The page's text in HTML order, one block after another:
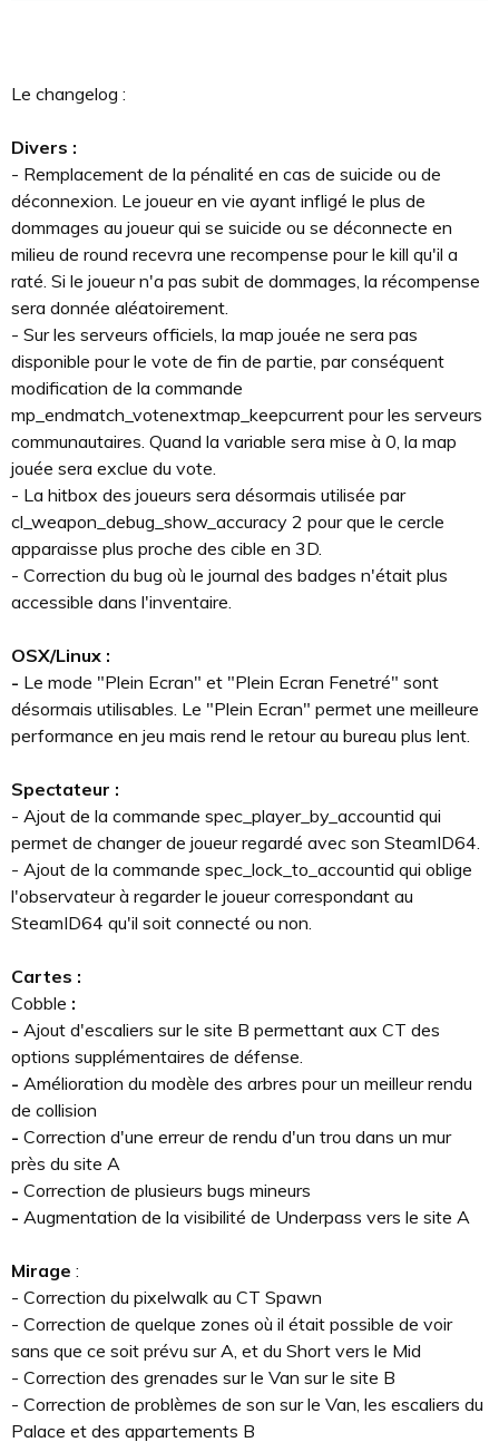
Le changelog :
Divers :
- Remplacement de la pénalité en cas de suicide ou de
déconnexion. Le joueur en vie ayant infligé le plus de
dommages au joueur qui se suicide ou se déconnecte en
milieu de round recevra une recompense pour le kill qu'il a
raté. Si le joueur n'a pas subit de dommages, la récompense
sera donnée aléatoirement.
- Sur les serveurs officiels, la map jouée ne sera pas
disponible pour le vote de fin de partie, par conséquent
modification de la commande
mp_endmatch_votenextmap_keepcurrent pour les serveurs
communautaires. Quand la variable sera mise à 0, la map
jouée sera exclue du vote.
- La hitbox des joueurs sera désormais utilisée par
cl_weapon_debug_show_accuracy 2 pour que le cercle
apparaisse plus proche des cible en 3D.
- Correction du bug où le journal des badges n'était plus
accessible dans l'inventaire.
OSX/Linux :
- Le mode "Plein Ecran" et "Plein Ecran Fenetré" sont
désormais utilisables. Le "Plein Ecran" permet une meilleure
performance en jeu mais rend le retour au bureau plus lent.
Spectateur :
- Ajout de la commande spec_player_by_accountid qui
permet de changer de joueur regardé avec son SteamID64.
- Ajout de la commande spec_lock_to_accountid qui oblige
l'observateur à regarder le joueur correspondant au
SteamID64 qu'il soit connecté ou non.
Cartes :
Cobble :
- Ajout d'escaliers sur le site B permettant aux CT des
options supplémentaires de défense.
- Amélioration du modèle des arbres pour un meilleur rendu
de collision
- Correction d'une erreur de rendu d'un trou dans un mur
près du site A
- Correction de plusieurs bugs mineurs
- Augmentation de la visibilité de Underpass vers le site A
Mirage :
- Correction du pixelwalk au CT Spawn
- Correction de quelque zones où il était possible de voir
sans que ce soit prévu sur A, et du Short vers le Mid
- Correction des grenades sur le Van sur le site B
- Correction de problèmes de son sur le Van, les escaliers du
Palace et des appartements B